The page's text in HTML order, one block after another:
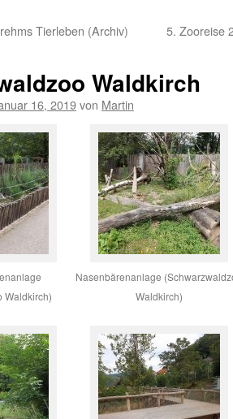
Tierleben (Archiv) 5. Zooreise
Waldkirch
16, 2019von Martin
Waldkirch)
Nasenbärenanlage
Waldkirch)